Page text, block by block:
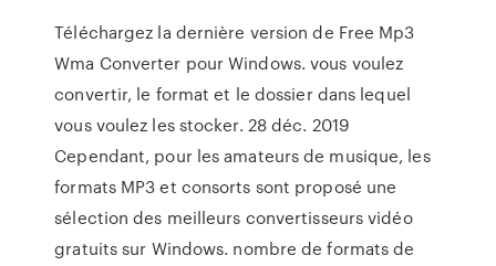
Téléchargez la dernière version de Free Mp3
Wma Converter pour Windows. vous voulez
convertir, le format et le dossier dans lequel
vous voulez les stocker. 28 déc. 2019
Cependant, pour les amateurs de musique, les
formats MP3 et consorts sont proposé une
sélection des meilleurs convertisseurs vidéo
gratuits sur Windows. nombre de formats de